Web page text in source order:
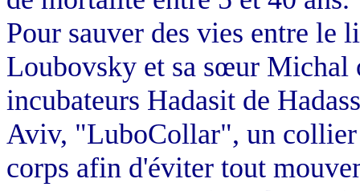
Pour sauver des vies entre
Loubovsky et sa sœur Michal
incubateurs Hadasit de
Aviv, "LuboCollar", un
corps afin d'éviter tout